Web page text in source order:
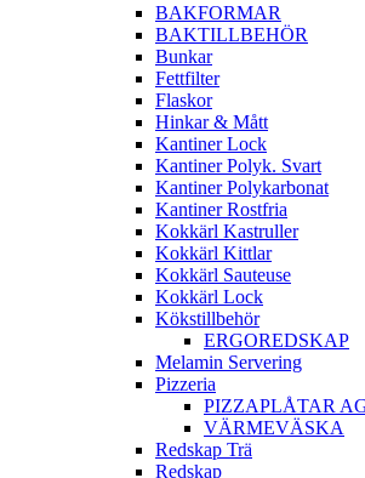
BAKFORMAR
BAKTILLBEHÖR
Bunkar
Fettfilter
Flaskor
Hinkar & Mått
Kantiner Lock
Kantiner Polyk. Svart
Kantiner Polykarbonat
Kantiner Rostfria
Kokkärl Kastruller
Kokkärl Kittlar
Kokkärl Sauteuse
Kokkärl Lock
Kökstillbehör
ERGOREDSKAP
Melamin Servering
Pizzeria
PIZZAPLÅTAR
VÄRMEVÄSKA
Redskap Trä
Redskap